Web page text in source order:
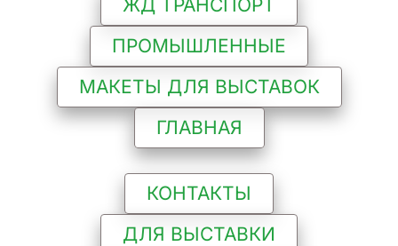
ЖД ТРАНСПОРТ
ПРОМЫШЛЕННЫЕ
МАКЕТЫ ДЛЯ ВЫСТАВОК
ГЛАВНАЯ
КОНТАКТЫ
ДЛЯ ВЫСТАВКИ